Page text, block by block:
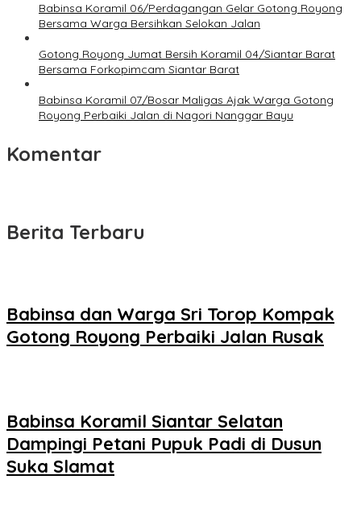
Babinsa Koramil 06/Perdagangan Gelar Gotong Royong
Bersama Warga Bersihkan Selokan Jalan
Gotong Royong Jumat Bersih Koramil 04/Siantar Barat
Bersama Forkopimcam Siantar Barat
Babinsa Koramil 07/Bosar Maligas Ajak Warga Gotong
Royong Perbaiki Jalan di Nagori Nanggar Bayu
Komentar
Berita Terbaru
Babinsa dan Warga Sri Torop Kompak
Gotong Royong Perbaiki Jalan Rusak
Babinsa Koramil Siantar Selatan
Dampingi Petani Pupuk Padi di Dusun
Suka Slamat